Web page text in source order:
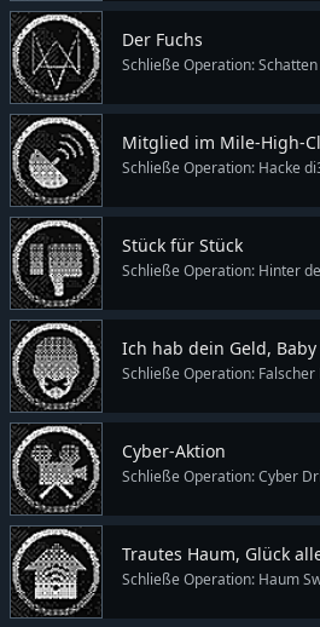
Der Fuchs
Schließe Operation: Schatten
Mitglied im Mile-High-
Schließe Operation: Hacke
Stück für Stück
Schließe Operation: Hinter
Ich hab dein Geld, Baby
Schließe Operation: Falscher
Cyber-Aktion
Schließe Operation: Cyber
Trautes Haum, Glück
Schließe Operation: Haum